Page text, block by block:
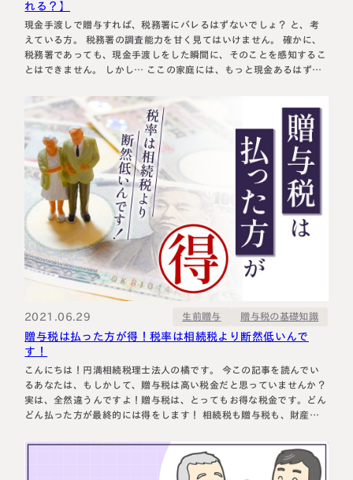
れる？】
現金手渡しで贈与すれば、税務署にバレるはずないでしょ？ と、考
えている方。 税務署の調査能力を甘く見てはいけません。 確かに、
税務署であっても、現金手渡しをした瞬間に、そのことを感知するこ
とはできません。 しかし… ここの家庭には、もっと現金あるはずな
2021.06.29 生前贈与 贈与税の基礎知識
贈与税は払った方が得！税率は相続税より断然低いんで
す！
こんにちは！円満相続税理士法人の橘です。 今この記事を読んでい
るあなたは、もしかして、贈与税は高い税金だと思っていませんか？
実は、全然違うんですよ！贈与税は、とってもお得な税金です。どん
どん払った方が最終的には得をします！ 相続税も贈与税も、財産を
払った方が得をするのかと言えば、実は、贈与税を払った方が得をす